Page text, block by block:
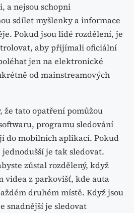
a nejsou schopni
sdílet myšlenky a informace
Pokud jsou lidé rozdělení, je
aby přijímali oficiální
jen na elektronické
od mainstreamových
že tato opatření pomůžou
programu sledování
do mobilních aplikací. Pokud
je tak sledovat.
zůstal rozdělený, když
videa z parkovišť, kde auta
druhém místě. Když jsou
snadnější je sledovat